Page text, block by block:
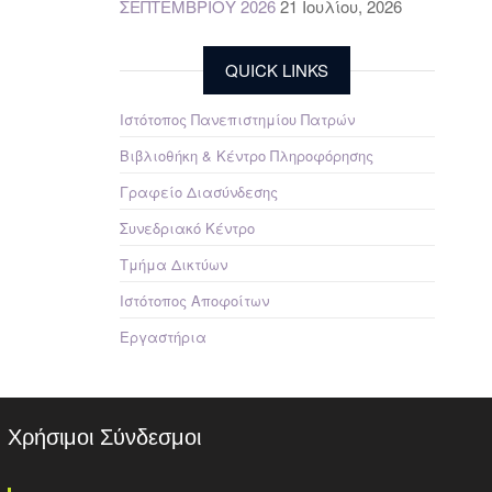
ΣΕΠΤΕΜΒΡΙΟΥ 2026 21 Ιουλίου, 2026
QUICK LINKS
Ιστότοπος Πανεπιστημίου Πατρών
Βιβλιοθήκη & Κέντρο Πληροφόρησης
Γραφείο Διασύνδεσης
Συνεδριακό Κέντρο
Τμήμα Δικτύων
Ιστότοπος Αποφοίτων
Εργαστήρια
Χρήσιμοι Σύνδεσμοι